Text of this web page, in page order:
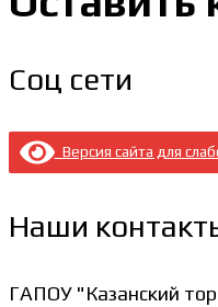
Соц сети
Версия сайта для
Наши
ГАПОУ "Казанский